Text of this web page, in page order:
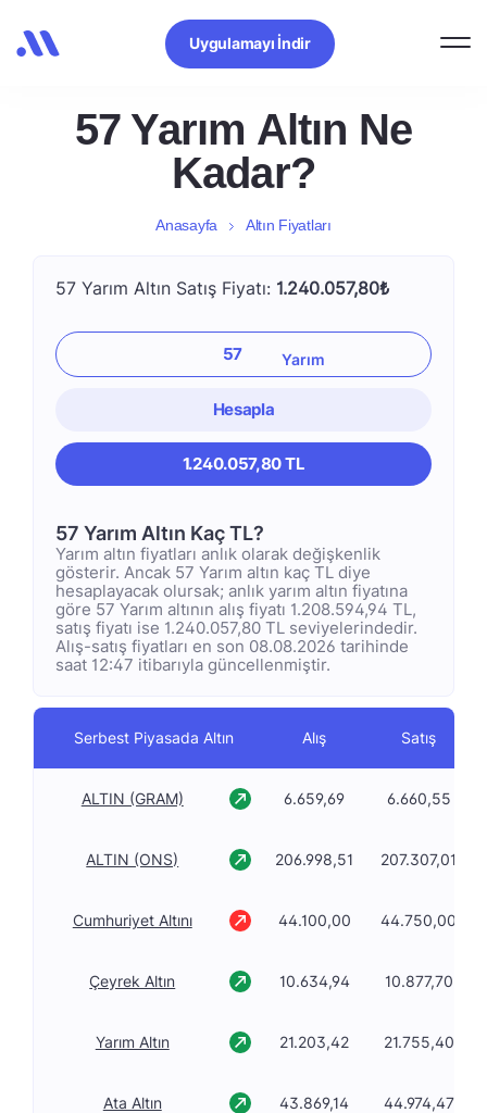
Uygulamayı İndir
57 Yarım Altın Ne
Kadar?
Anasayfa Altın Fiyatları
57 Yarım Altın Satış Fiyatı: 1.240.057,80₺
Hesapla
1.240.057,80 TL
57 Yarım Altın Kaç TL?
Yarım altın fiyatları anlık olarak değişkenlik
gösterir. Ancak 57 Yarım altın kaç TL diye
hesaplayacak olursak; anlık yarım altın fiyatına
göre 57 Yarım altının alış fiyatı 1.208.594,94 TL,
satış fiyatı ise 1.240.057,80 TL seviyelerindedir.
Alış-satış fiyatları en son 08.08.2026 tarihinde
saat 12:47 itibarıyla güncellenmiştir.
Serbest Piyasada Altın Alış Satış
ALTIN (GRAM) 6.659,69 6.660,55
ALTIN (ONS) 206.998,51 207.307,01
Cumhuriyet Altını 44.100,00 44.750,00
Çeyrek Altın 10.634,94 10.877,70
Yarım Altın 21.203,42 21.755,40
Ata Altın 43.869,14 44.974,47